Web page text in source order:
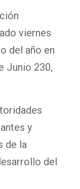
viernes
del año en
Junio 230,
y
de la
del